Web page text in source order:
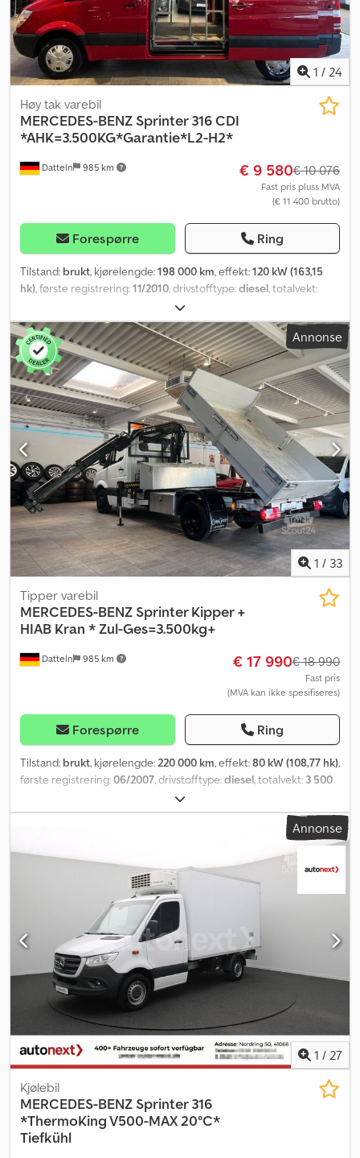
1 / 24
Datteln 985 km
Høy tak varebil
MERCEDES-BENZ Sprinter 316 CDI
*AHK=3.500KG*Garantie*L2-H2*
€ 9 580€ 10 076
Fast pris pluss MVA
(€ 11 400 brutto)
Forespørre Ring
Tilstand: brukt, kjørelengde:198 000 km, effekt:120 kW (163,15
hk), første registrering:11/2010, drivstofftype:diesel, totalvekt:
mekanisk
antall seter:3, total lengde:6 000 mm, lasteromslengde:3 300
mm, lasteplassbredde:1 780 mm, lasteromshøyde:1 980 mm,
Utstyr: ABS, aircondition, partikkelfilter, sentral låsing,
Annonse
1 / 33
Datteln 985 km
Tipper varebil
MERCEDES-BENZ Sprinter Kipper +
HIAB Kran * Zul-Ges=3.500kg+
€ 17 990€ 18 990
Fast pris
(MVA kan ikke spesifiseres)
Forespørre Ring
Tilstand: brukt, kjørelengde:220 000 km, effekt:80 kW (108,77 hk),
første registrering:06/2007, drivstofftype:diesel, totalvekt: 3 500
, utslippsklasse:
seter:2, total lengde:6 000 mm, lasteromslengde:2 500 mm,
ABS, parkeringsvarmer, partikkelfilter, sentral låsing,
Annonse
1 / 27
Kjølebil
MERCEDES-BENZ Sprinter 316
*ThermoKing V500-MAX 20°C*
Tiefkühl